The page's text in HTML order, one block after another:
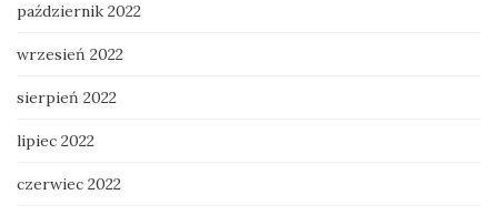
październik 2022
wrzesień 2022
sierpień 2022
lipiec 2022
czerwiec 2022